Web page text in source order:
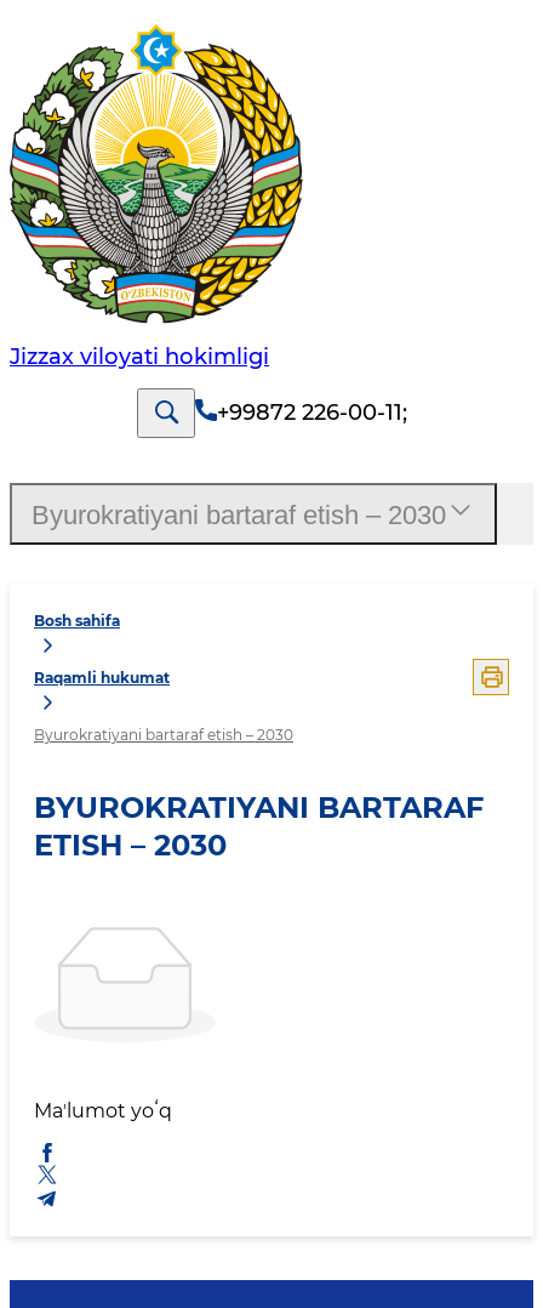
Jizzах vilоyati hоkimligi
+99872 226-00-11;
Bosh sahifa
Raqamli hukumat
Byurokratiyani bartaraf etish – 2030
BYUROKRATIYANI BARTARAF
ETISH – 2030
Maʼlumot yoʻq
Byurokratiyani bartaraf etish – 2030